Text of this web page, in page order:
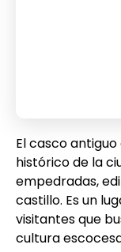
El casco
histórico de la
empedradas,
castillo. Es un
visitantes que
cultura